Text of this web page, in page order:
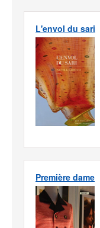
L'envol du sari
Première dame